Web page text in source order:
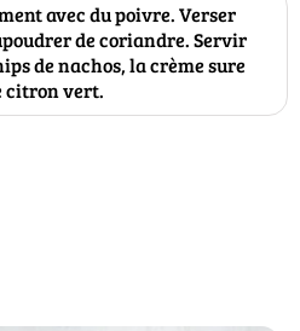
avec du poivre. Verser
de coriandre. Servir
de nachos, la crème sure
citron vert.